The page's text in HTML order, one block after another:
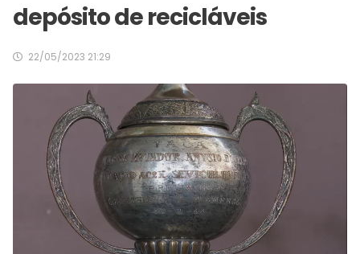
depósito de recicláveis
22/05/2023 21:29